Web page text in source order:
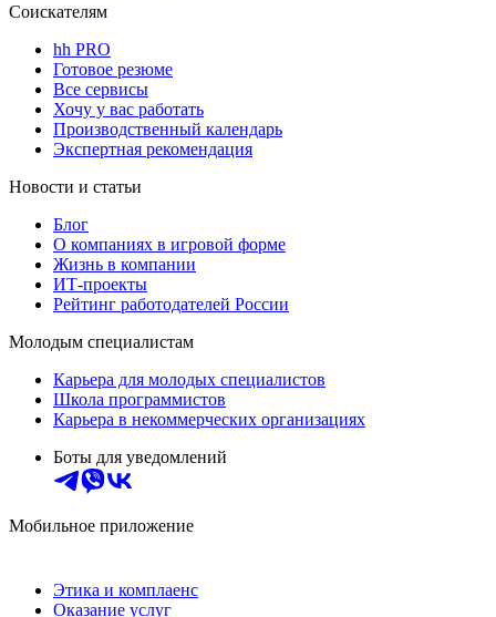
Соискателям
hh PRO
Готовое резюме
Все сервисы
Хочу у вас работать
Производственный календарь
Экспертная рекомендация
Новости и статьи
Блог
О компаниях в игровой форме
Жизнь в компании
ИТ-проекты
Рейтинг работодателей России
Молодым специалистам
Карьера для молодых специалистов
Школа программистов
Карьера в некоммерческих организациях
Боты для уведомлений
Мобильное приложение
Этика и комплаенс
Оказание услуг